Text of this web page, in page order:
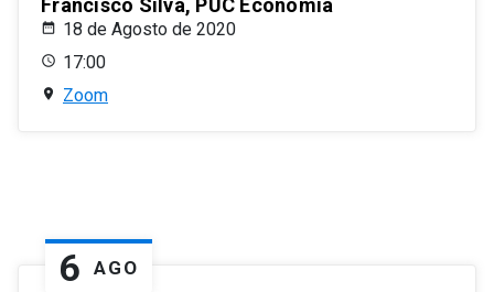
Francisco Silva, PUC Economía
18 de Agosto de 2020
17:00
Zoom
6 AGO